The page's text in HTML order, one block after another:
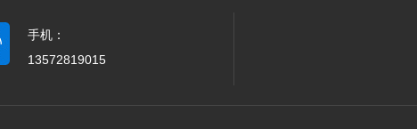
手机：
13572819015